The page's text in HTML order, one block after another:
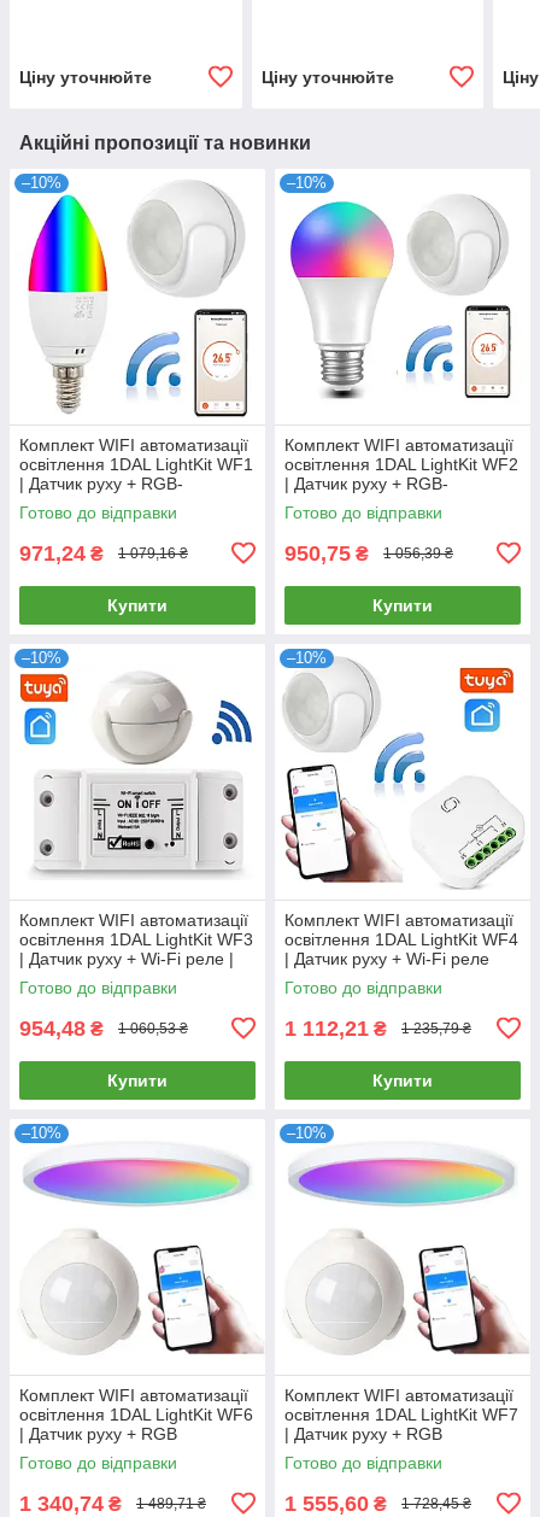
Ціну уточнюйте Ціну уточнюйте
Акційні пропозиції та новинки
–10%
Комплект WIFI автоматизації
освітлення 1DAL LightKit WF1
| Датчик руху + RGB-
лампочка | APP "Tuya Smart"
Готово до відправки
971,24 ₴ 1 079,16 ₴
Купити
–10%
Комплект WIFI автоматизації
освітлення 1DAL LightKit WF2
| Датчик руху + RGB-
лампочка E27 | APP "Tuya"
Готово до відправки
950,75 ₴ 1 056,39 ₴
Купити
–10%
Комплект WIFI автоматизації
освітлення 1DAL LightKit WF3
| Датчик руху + Wi-Fi реле |
APP "Tuya Smart"
Готово до відправки
954,48 ₴ 1 060,53 ₴
Купити
–10%
Комплект WIFI автоматизації
освітлення 1DAL LightKit WF4
| Датчик руху + Wi-Fi реле
освітлення | APP "Tuya"
Готово до відправки
1 112,21 ₴ 1 235,79 ₴
Купити
–10%
Комплект WIFI автоматизації
освітлення 1DAL LightKit WF6
| Датчик руху + RGB
світильник 6 W | APP "Tuya"
Готово до відправки
1 340,74 ₴ 1 489,71 ₴
–10%
Комплект WIFI автоматизації
освітлення 1DAL LightKit WF7
| Датчик руху + RGB
світильник 12 W | APP "Tuya"
Готово до відправки
1 555,60 ₴ 1 728,45 ₴